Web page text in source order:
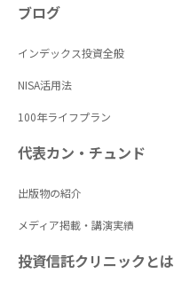
ブログ
インデックス投資全般
NISA活用法
100年ライフプラン
代表カン・チュンド
出版物の紹介
メディア掲載・講演実績
投資信託クリニックとは